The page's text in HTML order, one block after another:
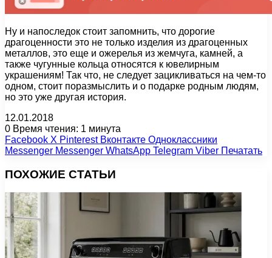
Ну и напоследок стоит запомнить, что дорогие
драгоценности это не только изделия из драгоценных
металлов, это еще и ожерелья из жемчуга, камней, а
также чугунные кольца относятся к ювелирным
украшениям! Так что, не следует зацикливаться на чем-то
одном, стоит поразмыслить и о подарке родным людям,
но это уже другая история.
12.01.2018
0 Время чтения: 1 минута
Facebook X Pinterest Вконтакте Одноклассники
Messenger Messenger WhatsApp Telegram Viber Печатать
ПОХОЖИЕ СТАТЬИ